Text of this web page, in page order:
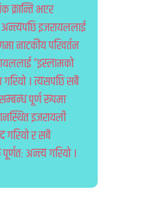
क्रान्ति भएर
अन्त्यपछि इजरायललाई
नाटकीय परिवर्तन
“इस्लामको
गरियो । त्यसपछि सबै
पूर्ण रूपमा
इजरायली
गरियो र सबै
अन्त्य गरियो ।